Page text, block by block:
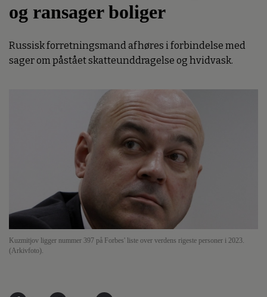
og ransager boliger
Russisk forretningsmand afhøres i forbindelse med
sager om påstået skatteunddragelse og hvidvask.
Kuzmitjov ligger nummer 397 på Forbes' liste over verdens rigeste personer i 2023.
(Arkivfoto).